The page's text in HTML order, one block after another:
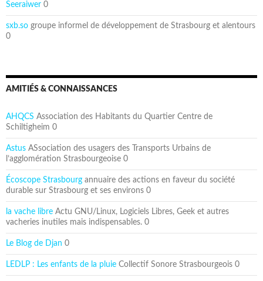
Seeraiwer 0
sxb.so groupe informel de développement de Strasbourg et alentours
0
AMITIÉS & CONNAISSANCES
AHQCS Association des Habitants du Quartier Centre de
Schiltigheim 0
Astus ASsociation des usagers des Transports Urbains de
l’agglomération Strasbourgeoise 0
Écoscope Strasbourg annuaire des actions en faveur du société
durable sur Strasbourg et ses environs 0
la vache libre Actu GNU/Linux, Logiciels Libres, Geek et autres
vacheries inutiles mais indispensables. 0
Le Blog de Djan 0
LEDLP : Les enfants de la pluie Collectif Sonore Strasbourgeois 0